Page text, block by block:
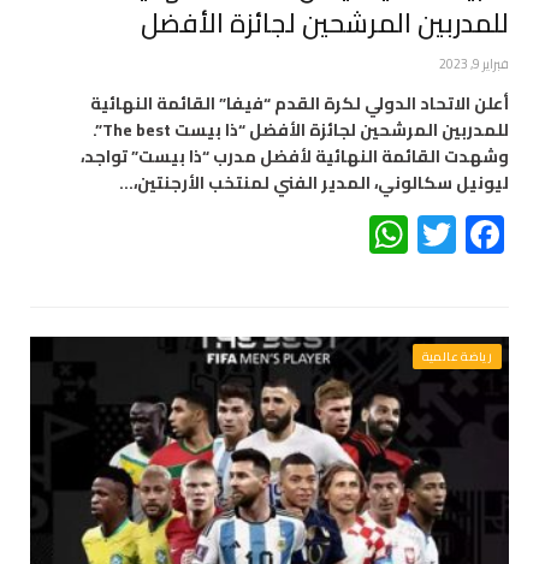
للمدربين المرشحين لجائزة الأفضل
فبراير 9, 2023
أعلن الاتحاد الدولي لكرة القدم “فيفا” القائمة النهائية
للمدربين المرشحين لجائزة الأفضل “ذا بيست The best”.
وشهدت القائمة النهائية لأفضل مدرب “ذا بيست” تواجد،
ليونيل سكالوني، المدير الفني لمنتخب الأرجنتين،…
Facebook
Twitter
رياضة عالمية